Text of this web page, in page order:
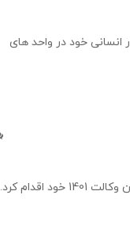
انسانی خود در واحد های
به گزارش دادرسی؛ مرکز وکلای قوه قضاییه نسبت به انتشار آگهی آزمون وکالت 1401 خود اقدام کرد.